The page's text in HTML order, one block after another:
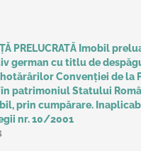
PRELUCRATĂ Imobil
german cu titlu de
Convenţiei de la
patrimoniul Statului
prin cumpărare.
nr. 10/2001